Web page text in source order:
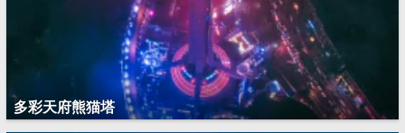
多彩天府熊猫塔